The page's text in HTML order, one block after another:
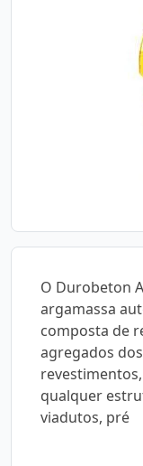
O Durobeton
argamassa
composta de
agregados
qualquer
viadutos, pré